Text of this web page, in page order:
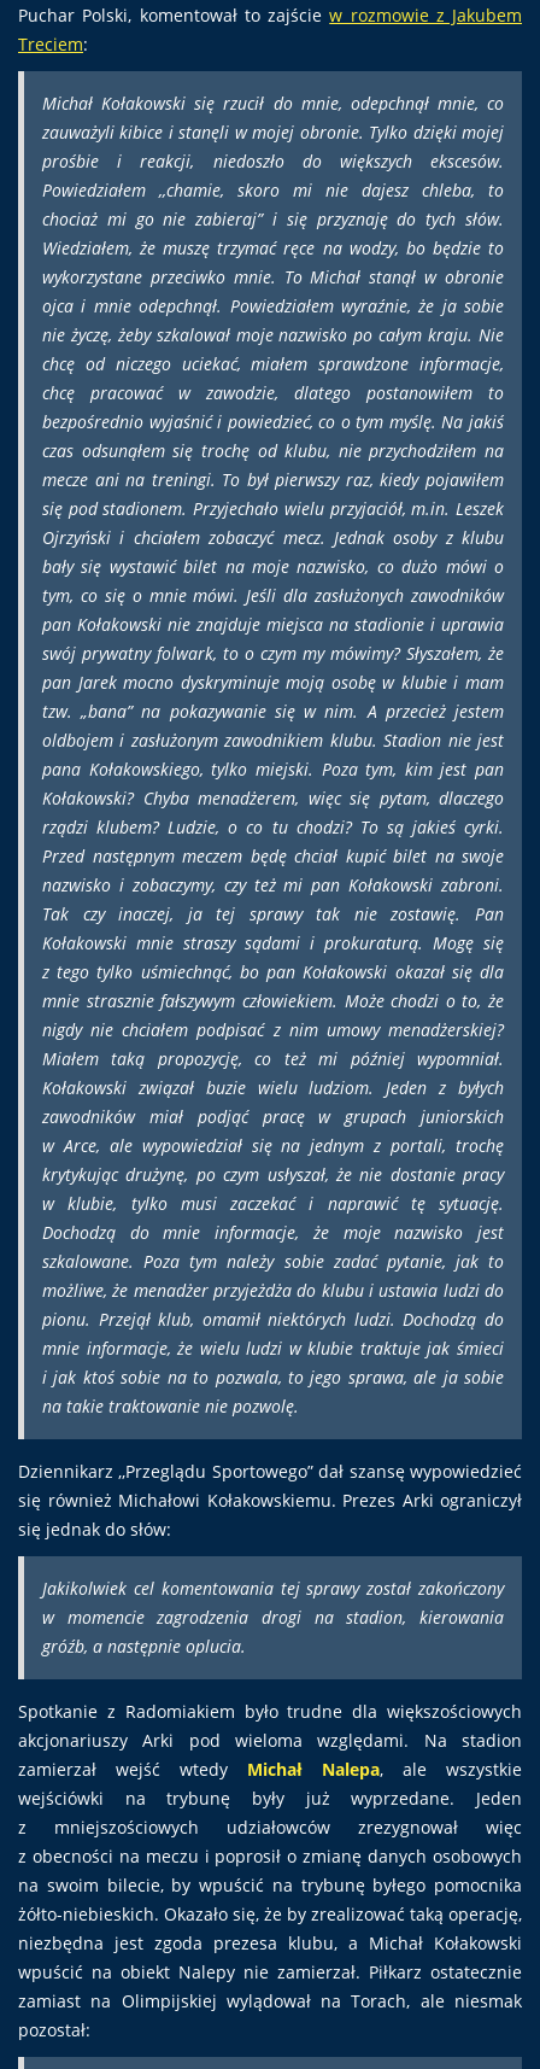
Puchar Polski, komentował to zajściew rozmowie z Jakubem
Treciem:
Michał Kołakowski się rzucił do mnie, odepchnął mnie, co
zauważyli kibice i stanęli w mojej obronie. Tylko dzięki mojej
prośbie i reakcji, niedoszło do większych ekscesów.
Powiedziałem ,,chamie, skoro mi nie dajesz chleba, to
chociaż mi go nie zabieraj” i się przyznaję do tych słów.
Wiedziałem, że muszę trzymać ręce na wodzy, bo będzie to
wykorzystane przeciwko mnie. To Michał stanął w obronie
ojca i mnie odepchnął. Powiedziałem wyraźnie, że ja sobie
nie życzę, żeby szkalował moje nazwisko po całym kraju. Nie
chcę od niczego uciekać, miałem sprawdzone informacje,
chcę pracować w zawodzie, dlatego postanowiłem to
bezpośrednio wyjaśnić i powiedzieć, co o tym myślę. Na jakiś
czas odsunąłem się trochę od klubu, nie przychodziłem na
mecze ani na treningi. To był pierwszy raz, kiedy pojawiłem
się pod stadionem. Przyjechało wielu przyjaciół, m.in. Leszek
Ojrzyński i chciałem zobaczyć mecz. Jednak osoby z klubu
bały się wystawić bilet na moje nazwisko, co dużo mówi o
tym, co się o mnie mówi. Jeśli dla zasłużonych zawodników
pan Kołakowski nie znajduje miejsca na stadionie i uprawia
swój prywatny folwark, to o czym my mówimy? Słyszałem, że
pan Jarek mocno dyskryminuje moją osobę w klubie i mam
tzw. „bana” na pokazywanie się w nim. A przecież jestem
oldbojem i zasłużonym zawodnikiem klubu. Stadion nie jest
pana Kołakowskiego, tylko miejski. Poza tym, kim jest pan
Kołakowski? Chyba menadżerem, więc się pytam, dlaczego
rządzi klubem? Ludzie, o co tu chodzi? To są jakieś cyrki.
Przed następnym meczem będę chciał kupić bilet na swoje
nazwisko i zobaczymy, czy też mi pan Kołakowski zabroni.
Tak czy inaczej, ja tej sprawy tak nie zostawię. Pan
Kołakowski mnie straszy sądami i prokuraturą. Mogę się
z tego tylko uśmiechnąć, bo pan Kołakowski okazał się dla
mnie strasznie fałszywym człowiekiem. Może chodzi o to, że
nigdy nie chciałem podpisać z nim umowy menadżerskiej?
Miałem taką propozycję, co też mi później wypomniał.
Kołakowski związał buzie wielu ludziom. Jeden z byłych
zawodników miał podjąć pracę w grupach juniorskich
w Arce, ale wypowiedział się na jednym z portali, trochę
krytykując drużynę, po czym usłyszał, że nie dostanie pracy
w klubie, tylko musi zaczekać i naprawić tę sytuację.
Dochodzą do mnie informacje, że moje nazwisko jest
szkalowane. Poza tym należy sobie zadać pytanie, jak to
możliwe, że menadżer przyjeżdża do klubu i ustawia ludzi do
pionu. Przejął klub, omamił niektórych ludzi. Dochodzą do
mnie informacje, że wielu ludzi w klubie traktuje jak śmieci
i jak ktoś sobie na to pozwala, to jego sprawa, ale ja sobie
na takie traktowanie nie pozwolę.
Dziennikarz ,,Przeglądu Sportowego” dał szansę wypowiedzieć
się również Michałowi Kołakowskiemu. Prezes Arki ograniczył
się jednak do słów:
Jakikolwiek cel komentowania tej sprawy został zakończony
w momencie zagrodzenia drogi na stadion, kierowania
gróźb, a następnie oplucia.
Spotkanie z Radomiakiem było trudne dla większościowych
akcjonariuszy Arki pod wieloma względami. Na stadion
zamierzał wejść wtedy Michał Nalepa, ale wszystkie
wejściówki na trybunę były już wyprzedane. Jeden
z mniejszościowych udziałowców zrezygnował więc
z obecności na meczu i poprosił o zmianę danych osobowych
na swoim bilecie, by wpuścić na trybunę byłego pomocnika
żółto-niebieskich. Okazało się, że by zrealizować taką operację,
niezbędna jest zgoda prezesa klubu, a Michał Kołakowski
wpuścić na obiekt Nalepy nie zamierzał. Piłkarz ostatecznie
zamiast na Olimpijskiej wylądował na Torach, ale niesmak
pozostał: